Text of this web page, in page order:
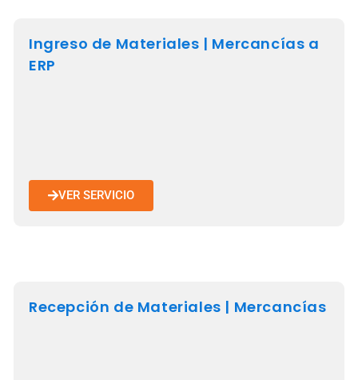
Ingreso de Materiales | Mercancías a
ERP
VER SERVICIO
Recepción de Materiales | Mercancías